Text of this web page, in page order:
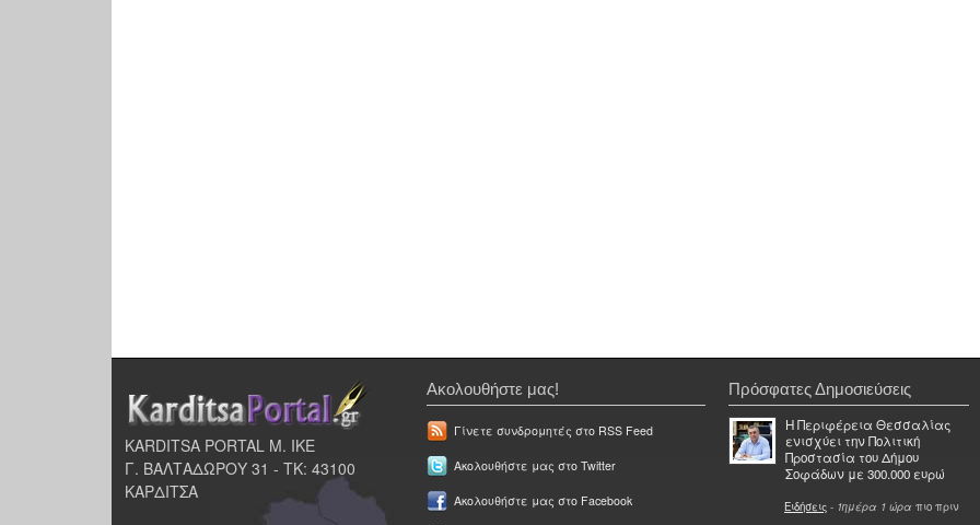
KARDITSA PORTAL Μ. ΙΚΕ
Γ. ΒΑΛΤΑΔΩΡΟΥ 31 - ΤΚ: 43100
ΚΑΡΔΙΤΣΑ
Ακολουθήστε μας!
Γίνετε συνδρομητές στο RSS Feed
Ακολουθήστε μας στο Twitter
Ακολουθήστε μας στο Facebook
Πρόσφατες Δημοσιεύσεις
Η Περιφέρεια Θεσσαλίας
ενισχύει την Πολιτική
Προστασία του Δήμου
Σοφάδων με 300.000 ευρώ
Ειδήσεις - 1ημέρα 1 ώρα πιο πριν